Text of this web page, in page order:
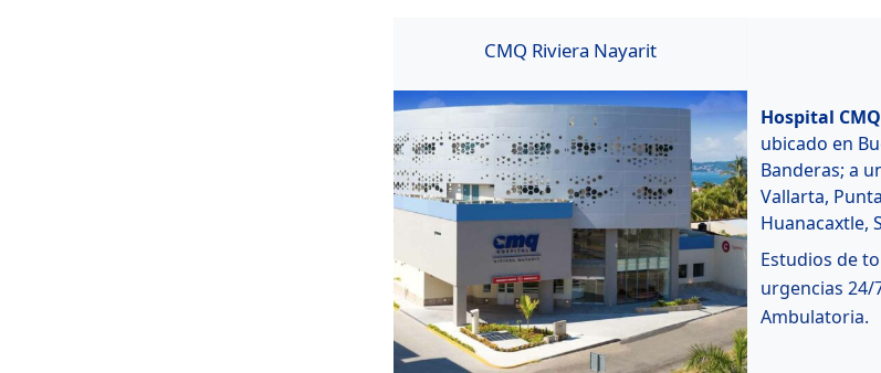
CMQ Riviera Nayarit
Hospital
ubicado en
Banderas; a
Vallarta,
Huanacaxtle,
Estudios de
urgencias 24/
Ambulatoria.